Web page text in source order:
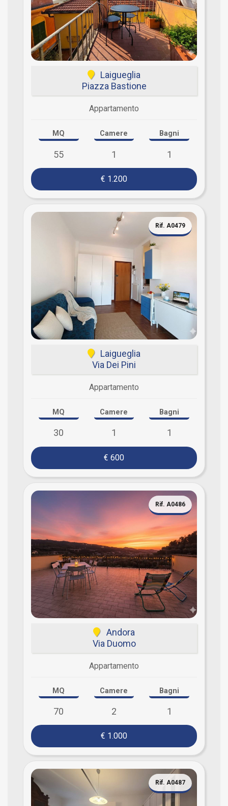
Laigueglia
Piazza Bastione
Appartamento
MQ
55
Camere
1
Bagni
1
€ 1.200
Rif. A0479
Laigueglia
Via Dei Pini
Appartamento
MQ
30
Camere
1
Bagni
1
€ 600
Rif. A0486
Andora
Via Duomo
Appartamento
MQ
70
Camere
2
Bagni
1
€ 1.000
Rif. A0487